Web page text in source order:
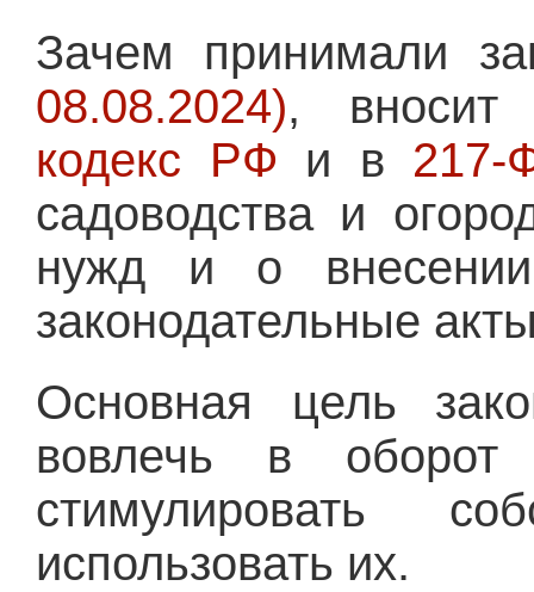
Зачем принимали
08.08.2024),
кодекс РФ и в 217-
садоводства и
нужд и о
законодательные
Основная цель
вовлечь в оборот
стимулировать
использовать их.